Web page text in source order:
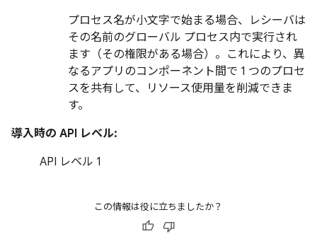
プロセス名が小文字で始まる場合、レシーバは
その名前のグローバル プロセス内で実行され
ます（その権限がある場合）。これにより、異
なるアプリのコンポーネント間で 1 つのプロセ
スを共有して、リソース使用量を削減できま
す。
導入時の API レベル:
API レベル 1
この情報は役に立ちましたか？